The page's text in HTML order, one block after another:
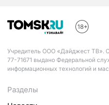
Учредитель ООО «Дайджест
77-71671 выдано Федеральной
информационных технологий и
Разделы